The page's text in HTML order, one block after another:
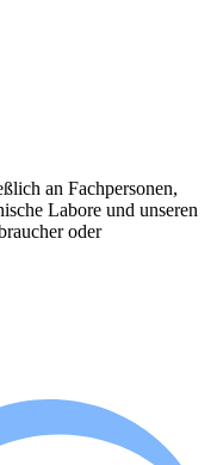
an Fachpersonen,
Labore und unseren
oder